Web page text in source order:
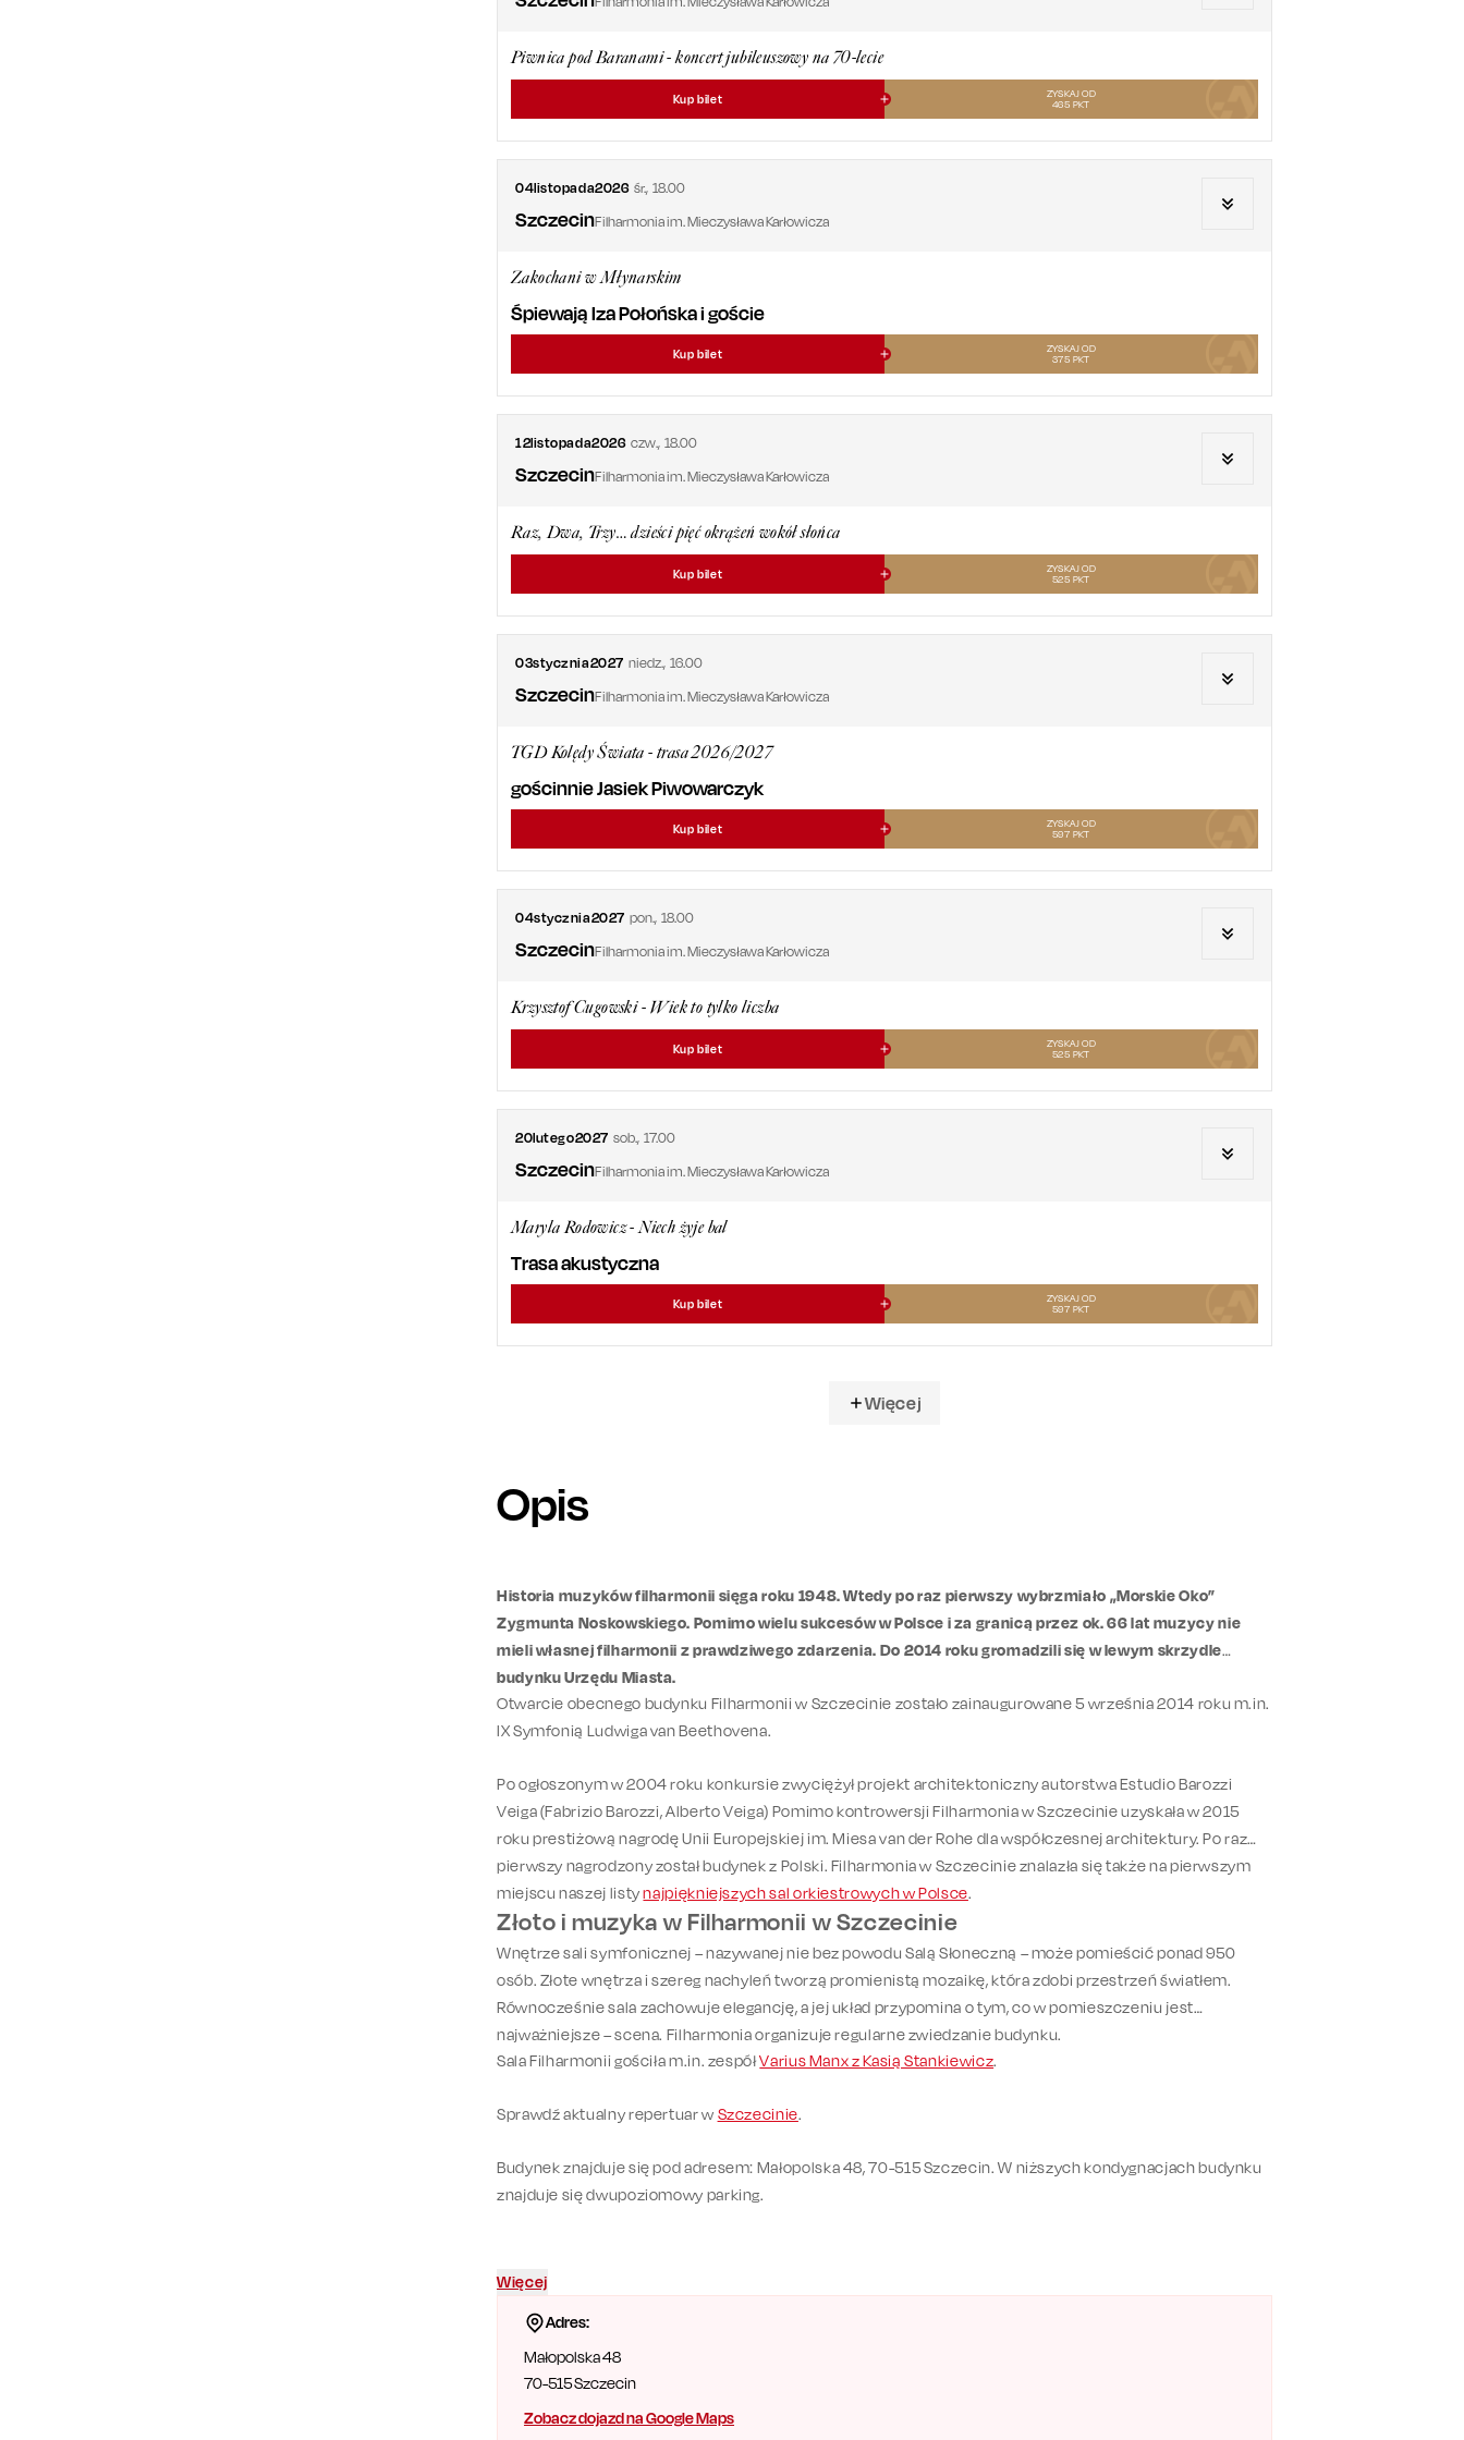
Piwnica pod Baranami - koncert jubileuszowy na 70-lecie
Kup bilet
ZYSKAJ OD
465 PKT
04listopada2026 śr.,18.00
SzczecinFilharmonia im. Mieczysława Karłowicza
Zakochani w Młynarskim
Śpiewają Iza Połońska i goście
Kup bilet
ZYSKAJ OD
375 PKT
12listopada2026 czw.,18.00
SzczecinFilharmonia im. Mieczysława Karłowicza
Raz, Dwa, Trzy… dzieści pięć okrążeń wokół słońca
Kup bilet
ZYSKAJ OD
525 PKT
03stycznia2027 niedz., 16.00
SzczecinFilharmonia im. Mieczysława Karłowicza
TGD Kolędy Świata - trasa 2026/2027
gościnnie Jasiek Piwowarczyk
Kup bilet
ZYSKAJ OD
597 PKT
04stycznia2027 pon., 18.00
SzczecinFilharmonia im. Mieczysława Karłowicza
Krzysztof Cugowski - Wiek to tylko liczba
Kup bilet
ZYSKAJ OD
525 PKT
20lutego2027 sob., 17.00
SzczecinFilharmonia im. Mieczysława Karłowicza
Maryla Rodowicz - Niech żyje bal
Trasa akustyczna
Kup bilet
ZYSKAJ OD
597 PKT
Więcej
Opis
Adres:
Małopolska 48
70-515Szczecin
Zobacz dojazd na Google Maps
Historia muzyków filharmonii sięga roku 1948. Wtedy po raz pierwszy wybrzmiało „Morskie Oko”
Zygmunta Noskowskiego. Pomimo wielu sukcesów w Polsce i za granicą przez ok. 66 lat muzycy nie
mieli własnej filharmonii z prawdziwego zdarzenia. Do 2014 roku gromadzili się w lewym skrzydle
budynku Urzędu Miasta.
Otwarcie obecnego budynku Filharmonii w Szczecinie zostało zainaugurowane 5 września 2014 roku m.in.
IX Symfonią Ludwiga van Beethovena.
Po ogłoszonym w 2004 roku konkursie zwyciężył projekt architektoniczny autorstwa Estudio Barozzi
Veiga (Fabrizio Barozzi, Alberto Veiga) Pomimo kontrowersji Filharmonia w Szczecinie uzyskała w 2015
roku prestiżową nagrodę Unii Europejskiej im. Miesa van der Rohe dla współczesnej architektury. Po raz
pierwszy nagrodzony został budynek z Polski. Filharmonia w Szczecinie znalazła się także na pierwszym
miejscu naszej listynajpiękniejszych sal orkiestrowych w Polsce.
Złoto i muzyka w Filharmonii w Szczecinie
Wnętrze sali symfonicznej – nazywanej nie bez powodu Salą Słoneczną – może pomieścić ponad 950
osób. Złote wnętrza i szereg nachyleń tworzą promienistą mozaikę, która zdobi przestrzeń światłem.
Równocześnie sala zachowuje elegancję, a jej układ przypomina o tym, co w pomieszczeniu jest
najważniejsze – scena. Filharmonia organizuje regularne zwiedzanie budynku.
Sala Filharmonii gościła m.in. zespółVarius Manx z Kasią Stankiewicz.
Sprawdź aktualny repertuar w Szczecinie.
Budynek znajduje się pod adresem: Małopolska 48, 70-515 Szczecin. W niższych kondygnacjach budynku
znajduje się dwupoziomowy parking.
Więcej